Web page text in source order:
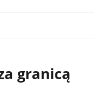
granicą